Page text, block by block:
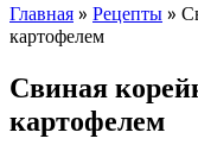
Главная » Рецепты »
картофелем
Свиная
картофелем